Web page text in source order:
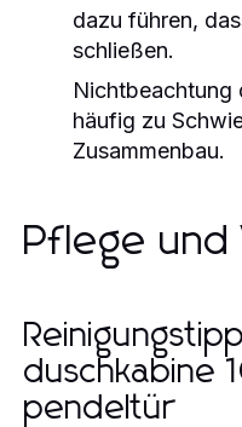
dazu führen,
schließen.
Nichtbeachtung
häufig zu
Zusammenbau.
Pflege und
duschkabine
pendeltür